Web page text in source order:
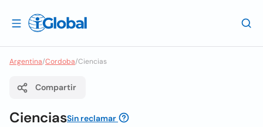
Argentina/Cordoba/Ciencias
Compartir
CienciasSin reclamar